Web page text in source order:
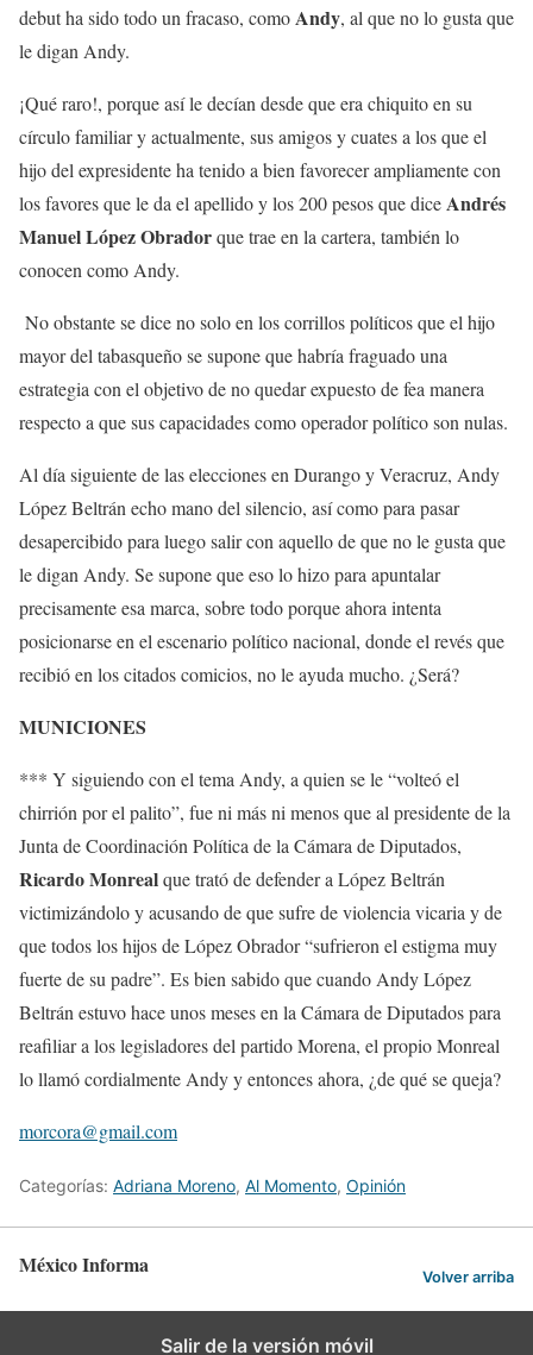
debut ha sido todo un fracaso, comoAndy, al que no lo gusta que
le digan Andy.
¡Qué raro!, porque así le decían desde que era chiquito en su
círculo familiar y actualmente, sus amigos y cuates a los que el
hijo del expresidente ha tenido a bien favorecer ampliamente con
los favores que le da el apellido y los 200 pesos que diceAndrés
Manuel López Obradorque trae en la cartera, también lo
conocen como Andy.
No obstante se dice no solo en los corrillos políticos que el hijo
mayor del tabasqueño se supone que habría fraguado una
estrategia con el objetivo de no quedar expuesto de fea manera
respecto a que sus capacidades como operador político son nulas.
Al día siguiente de las elecciones en Durango y Veracruz, Andy
López Beltrán echo mano del silencio, así como para pasar
desapercibido para luego salir con aquello de que no le gusta que
le digan Andy. Se supone que eso lo hizo para apuntalar
precisamente esa marca, sobre todo porque ahora intenta
posicionarse en el escenario político nacional, donde el revés que
recibió en los citados comicios, no le ayuda mucho. ¿Será?
MUNICIONES
*** Y siguiendo con el tema Andy, a quien se le “volteó el
chirrión por el palito”, fue ni más ni menos que al presidente de la
Junta de Coordinación Política de la Cámara de Diputados,
Ricardo Monrealque trató de defender a López Beltrán
victimizándolo y acusando de que sufre de violencia vicaria y de
que todos los hijos de López Obrador “sufrieron el estigma muy
fuerte de su padre”. Es bien sabido que cuando Andy López
Beltrán estuvo hace unos meses en la Cámara de Diputados para
reafiliar a los legisladores del partido Morena, el propio Monreal
lo llamó cordialmente Andy y entonces ahora, ¿de qué se queja?
morcora@gmail.com
Categorías: Adriana Moreno, Al Momento, Opinión
México Informa Volver arriba
Salir de la versión móvil